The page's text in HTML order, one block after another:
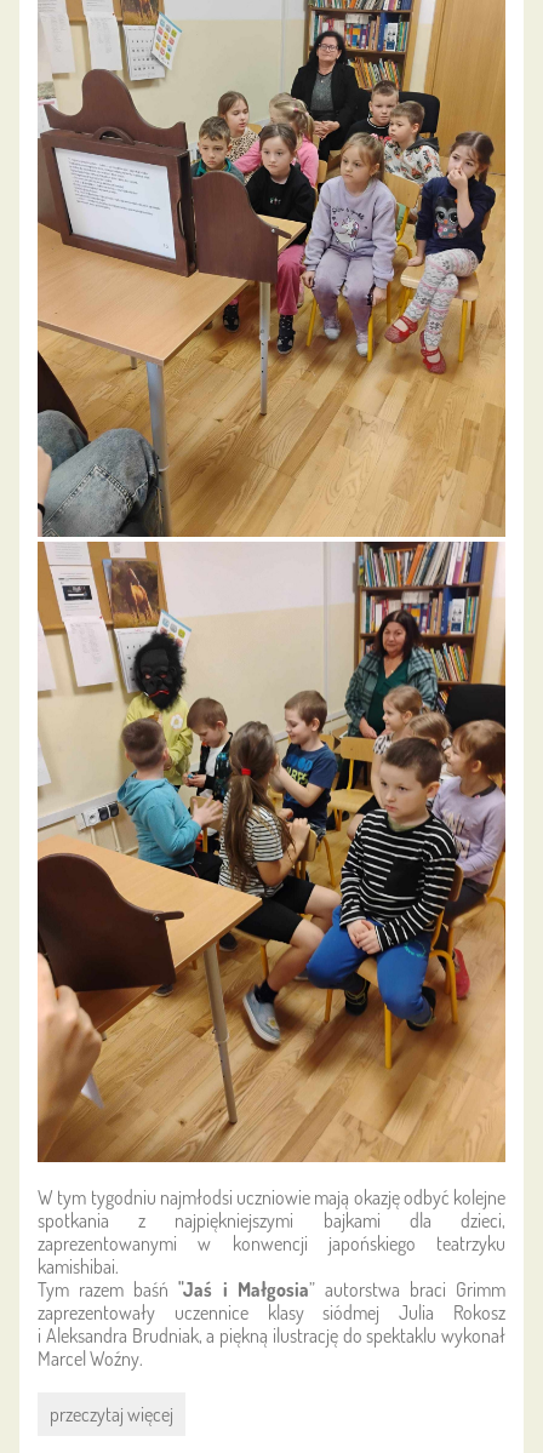
W tym tygodniu najmłodsi uczniowie mają okazję odbyć kolejne
spotkania z najpiękniejszymi bajkami dla dzieci,
zaprezentowanymi w konwencji japońskiego teatrzyku
kamishibai.
Tym razem baśń"Jaś i Małgosia” autorstwa braci Grimm
zaprezentowały uczennice klasy siódmej Julia Rokosz
i Aleksandra Brudniak, a piękną ilustrację do spektaklu wykonał
Marcel Woźny.
Kolejne
przeczytaj więcej